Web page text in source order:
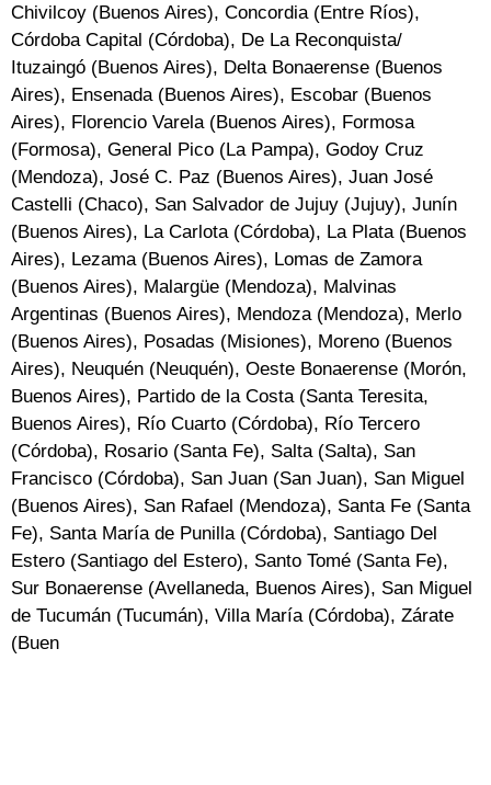
Chivilcoy (Buenos Aires), Concordia (Entre Ríos),
Córdoba Capital (Córdoba), De La Reconquista/
Ituzaingó (Buenos Aires), Delta Bonaerense (Buenos
Aires), Ensenada (Buenos Aires), Escobar (Buenos
Aires), Florencio Varela (Buenos Aires), Formosa
(Formosa), General Pico (La Pampa), Godoy Cruz
(Mendoza), José C. Paz (Buenos Aires), Juan José
Castelli (Chaco), San Salvador de Jujuy (Jujuy), Junín
(Buenos Aires), La Carlota (Córdoba), La Plata (Buenos
Aires), Lezama (Buenos Aires), Lomas de Zamora
(Buenos Aires), Malargüe (Mendoza), Malvinas
Argentinas (Buenos Aires), Mendoza (Mendoza), Merlo
(Buenos Aires), Posadas (Misiones), Moreno (Buenos
Aires), Neuquén (Neuquén), Oeste Bonaerense (Morón,
Buenos Aires), Partido de la Costa (Santa Teresita,
Buenos Aires), Río Cuarto (Córdoba), Río Tercero
(Córdoba), Rosario (Santa Fe), Salta (Salta), San
Francisco (Córdoba), San Juan (San Juan), San Miguel
(Buenos Aires), San Rafael (Mendoza), Santa Fe (Santa
Fe), Santa María de Punilla (Córdoba), Santiago Del
Estero (Santiago del Estero), Santo Tomé (Santa Fe),
Sur Bonaerense (Avellaneda, Buenos Aires), San Miguel
de Tucumán (Tucumán), Villa María (Córdoba), Zárate
(Buen